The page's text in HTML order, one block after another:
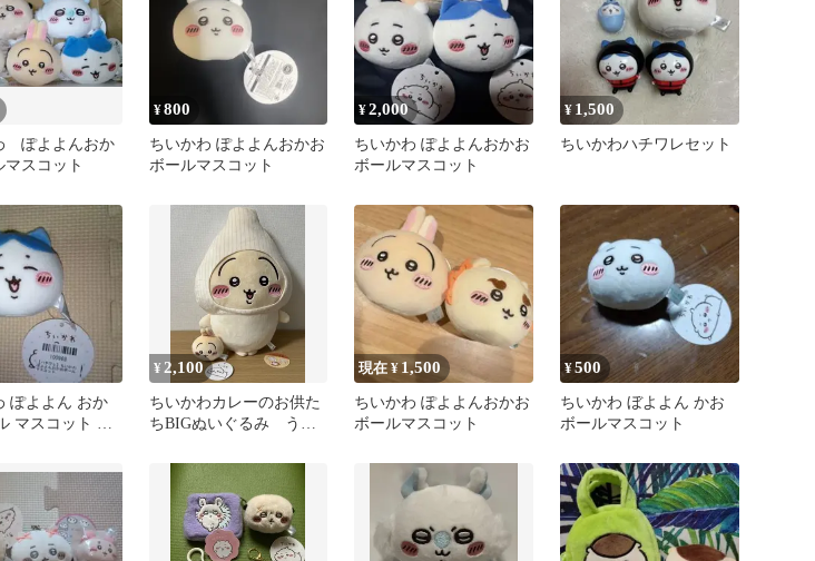
ぽよよんおか
マスコット
¥800
ちいかわ ぽよよんおかお
ボールマスコット
¥2,000
ちいかわ ぽよよんおかお
ボールマスコット
¥ 1,500
ちいかわハチワレセット
ぽよよん おか
マスコット ハ
¥2,100
ちいかわカレーのお供た
ちBIGぬいぐるみ うさ
ルマスコット
現在 ¥1,500
ちいかわ ぽよよんおかお
ボールマスコット
¥500
ちいかわ ぼよよん かお
ボールマスコット